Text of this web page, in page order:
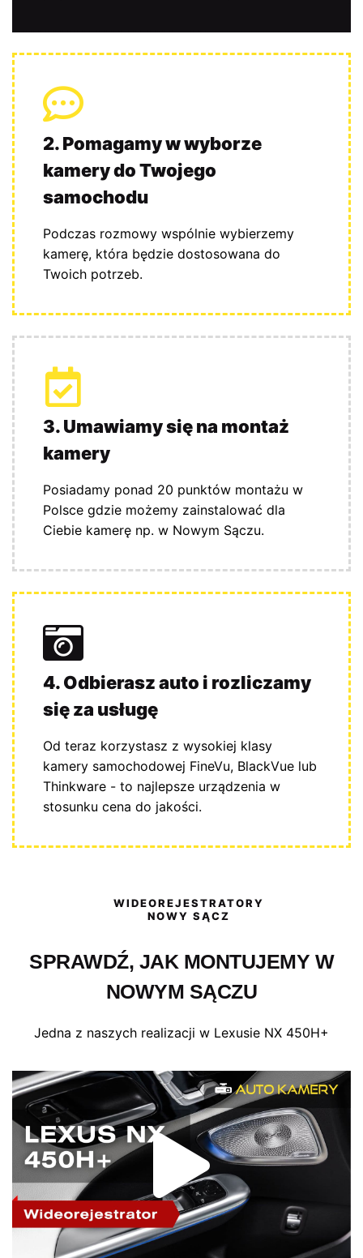
2. Pomagamy w wyborze
kamery do Twojego
samochodu
Podczas rozmowy wspólnie wybierzemy
kamerę, która będzie dostosowana do
Twoich potrzeb.
3. Umawiamy się na montaż
kamery
Posiadamy ponad 20 punktów montażu w
Polsce gdzie możemy zainstalować dla
Ciebie kamerę np. w Nowym Sączu.
4. Odbierasz auto i rozliczamy
się za usługę
Od teraz korzystasz z wysokiej klasy
kamery samochodowej FineVu, BlackVue lub
Thinkware - to najlepsze urządzenia w
stosunku cena do jakości.
WIDEOREJESTRATORY
NOWY SĄCZ
SPRAWDŹ, JAK MONTUJEMY W
NOWYM SĄCZU
Jedna z naszych realizacji w Lexusie NX 450H+